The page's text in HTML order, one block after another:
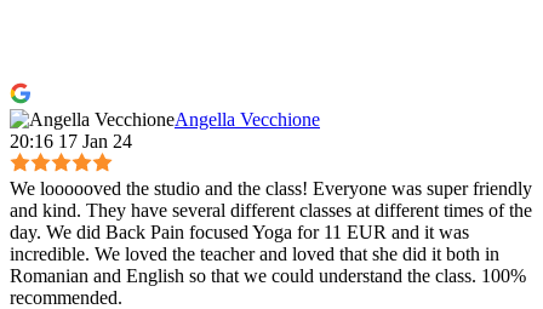
Angella Vecchione
20:16 17 Jan 24
We loooooved the studio and the class! Everyone was super friendly
and kind. They have several different classes at different times of the
day. We did Back Pain focused Yoga for 11 EUR and it was
incredible. We loved the teacher and loved that she did it both in
Romanian and English so that we could understand the class. 100%
recommended.